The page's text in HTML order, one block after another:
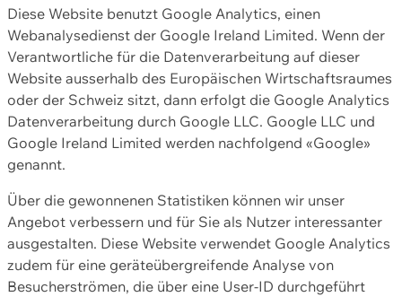
Diese Website benutzt Google Analytics, einen
Webanalysedienst der Google Ireland Limited. Wenn der
Verantwortliche für die Datenverarbeitung auf dieser
Website ausserhalb des Europäischen Wirtschaftsraumes
oder der Schweiz sitzt, dann erfolgt die Google Analytics
Datenverarbeitung durch Google LLC. Google LLC und
Google Ireland Limited werden nachfolgend «Google»
genannt.
Über die gewonnenen Statistiken können wir unser
Angebot verbessern und für Sie als Nutzer interessanter
ausgestalten. Diese Website verwendet Google Analytics
zudem für eine geräteübergreifende Analyse von
Besucherströmen, die über eine User-ID durchgeführt